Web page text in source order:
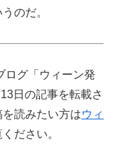
のだ。
ログ「ウィーン発
日の記事を転載さ
読みたい方はウィ
ださい。